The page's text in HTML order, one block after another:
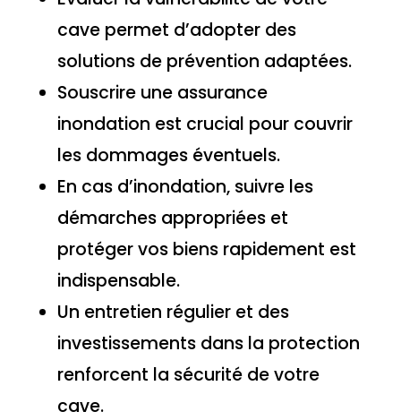
cave permet d’adopter des
solutions de prévention adaptées.
Souscrire une assurance
inondation est crucial pour couvrir
les dommages éventuels.
En cas d’inondation, suivre les
démarches appropriées et
protéger vos biens rapidement est
indispensable.
Un entretien régulier et des
investissements dans la protection
renforcent la sécurité de votre
cave.